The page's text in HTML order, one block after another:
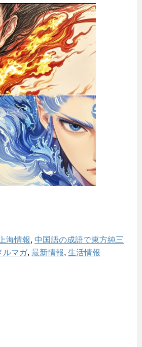
上海情報, 中国語の成語で東方純三
ルマガ, 最新情報, 生活情報